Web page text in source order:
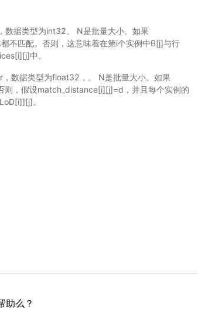
据类型为int32。 N是批量大小。如果
不匹配。否则，这意味着在第i个实例中B[j]与行
中。
数据类型为float32，。 N是批量大小。如果
，假设match_distance[i][j]=d，并且每个实例的
。
助么？